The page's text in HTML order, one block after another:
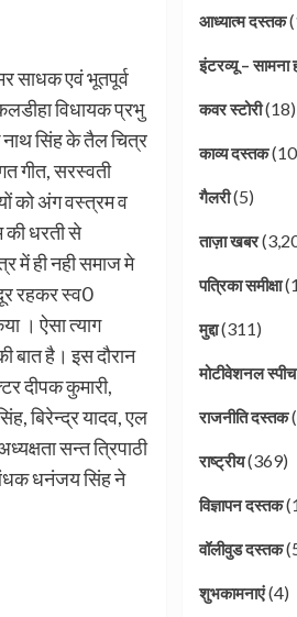
साधक एवं भूतपूर्व
विधायक प्रभु
नाथ सिंह के तैल चित्र
गीत, सरस्वती
को अंग वस्त्रम व
की धरती से
में ही नही समाज मे
रहकर स्व0
। ऐसा त्याग
बात है। इस दौरान
दीपक कुमारी,
बिरेन्द्र यादव, एल
सन्त त्रिपाठी
धनंजय सिंह ने
आध्यात्म दस्तक
इंटरव्यू –
कवर स्टोरी(18)
काव्य दस्तक
गैलरी(5)
ताज़ा खबर
पत्रिका समीक्षा
मुद्दा(311)
मोटीवेशनल स्पीच
राजनीति दस्तक
राष्ट्रीय(369)
विज्ञापन दस्तक
वॉलीवुड दस्तक
शुभकामनाएं(4)